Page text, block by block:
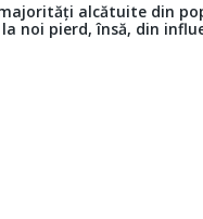
alcătuite din
noi pierd, însă, din